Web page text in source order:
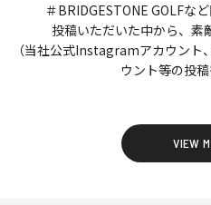
＃BRIDGESTONE GOLFな
投稿いただいた中から、素
（当社公式Instagramアカウン
ウント等の投稿
VIEW